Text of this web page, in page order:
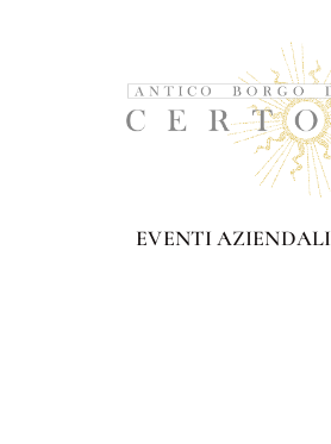
EVENTI AZIENDALI